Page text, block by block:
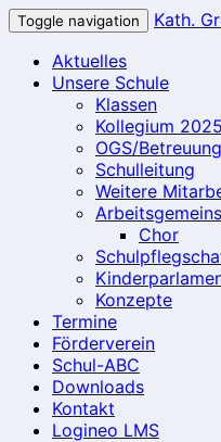
Toggle navigation
Kath.
Aktuelles
Unsere Schule
Klassen
Kollegium
OGS/Betreuung
Schulleitung
Weitere
Chor
Konzepte
Termine
Förderverein
Schul-ABC
Downloads
Kontakt
Logineo LMS